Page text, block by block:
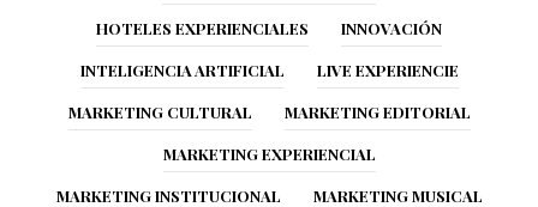
HOTELES EXPERIENCIALES INNOVACIÓN
INTELIGENCIA ARTIFICIAL LIVE EXPERIENCIE
MARKETING CULTURAL MARKETING EDITORIAL
MARKETING EXPERIENCIAL
MARKETING INSTITUCIONAL MARKETING MUSICAL